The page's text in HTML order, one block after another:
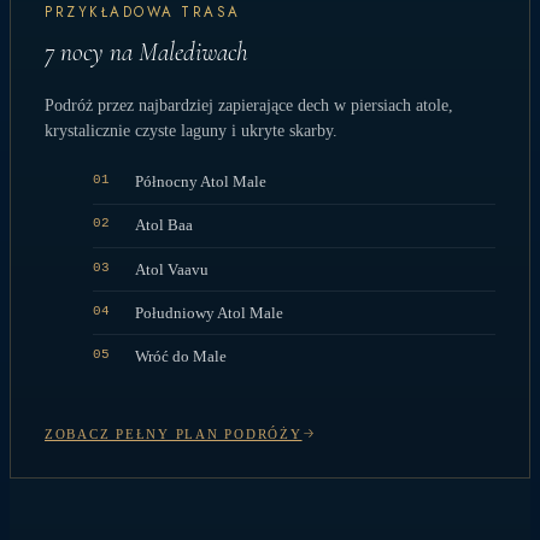
PRZYKŁADOWA TRASA
7 nocy na Malediwach
Podróż przez najbardziej zapierające dech w piersiach atole,
krystalicznie czyste laguny i ukryte skarby.
01 Północny Atol Male
02 Atol Baa
03 Atol Vaavu
04 Południowy Atol Male
05 Wróć do Male
ZOBACZ PEŁNY PLAN PODRÓŻY